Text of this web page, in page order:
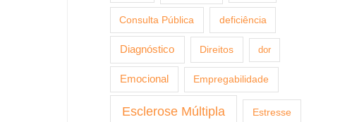
Consulta Pública deficiência
Diagnóstico Direitos dor
Emocional Empregabilidade
Esclerose Múltipla Estresse